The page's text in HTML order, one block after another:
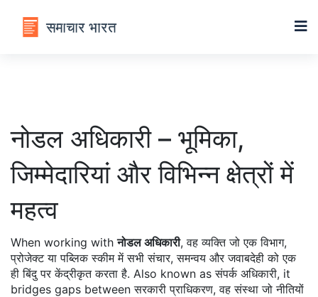
नोडल अधिकारी – भूमिका,
जिम्मेदारियां और विभिन्न क्षेत्रों में
महत्व
When working withनोडल अधिकारी,वह व्यक्ति जो एक विभाग,
प्रोजेक्ट या पब्लिक स्कीम में सभी संचार, समन्वय और जवाबदेही को एक
ही बिंदु पर केंद्रीकृत करता है. Also known asसंपर्क अधिकारी, it
bridges gaps betweenसरकारी प्राधिकरण,वह संस्था जो नीतियों